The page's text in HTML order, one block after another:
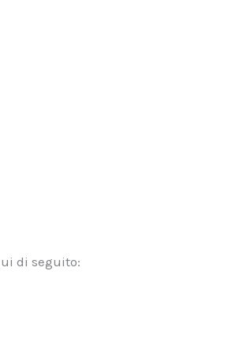
di seguito: